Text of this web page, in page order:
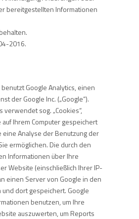
bereitgestellten Informationen
2016.
Google Analytics, einen
der Google Inc. („Google“).
verwendet sog. „Cookies“,
Ihrem Computer gespeichert
Analyse der Benutzung der
ermöglichen. Die durch den
Informationen über Ihre
Website (einschließlich Ihrer IP-
einen Server von Google in den
und dort gespeichert. Google
benutzen, um Ihre
auszuwerten, um Reports